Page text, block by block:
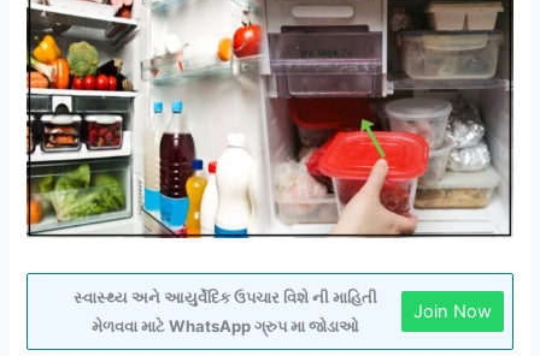
સ્વાસ્થ્ય અને આયુર્વેદિક ઉપચાર વિશે ની માહિતી
મેળવવા માટે WhatsApp ગ્રુપ મા જોડાઓ
Join Now